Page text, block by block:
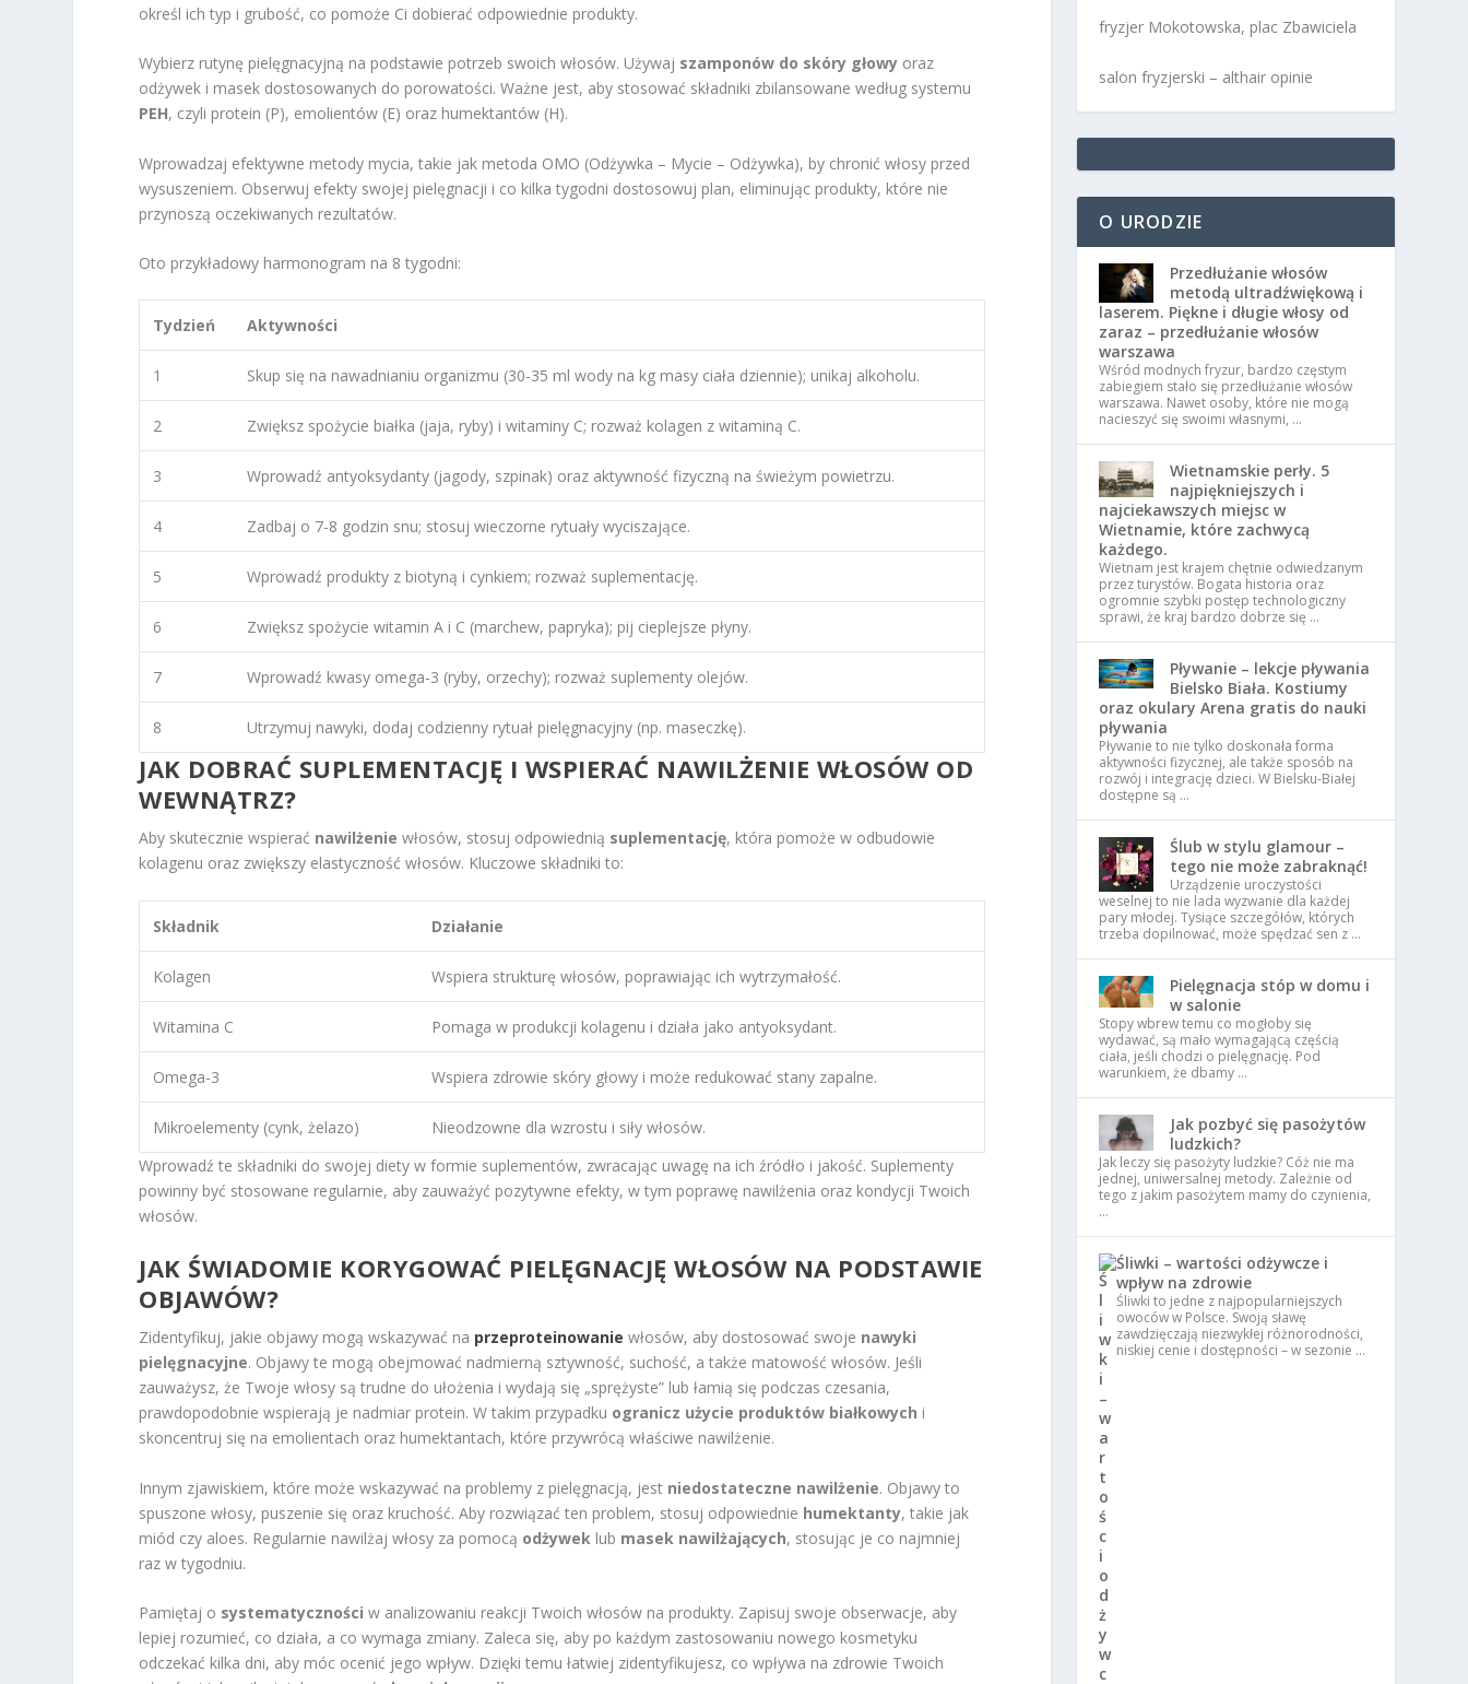
określ ich typ i grubość, co pomoże Ci dobierać odpowiednie produkty.
Wybierz rutynę pielęgnacyjną na podstawie potrzeb swoich włosów. Używaj szamponów do skóry głowy oraz
odżywek i masek dostosowanych do porowatości. Ważne jest, aby stosować składniki zbilansowane według systemu
PEH, czyli protein (P), emolientów (E) oraz humektantów (H).
Wprowadzaj efektywne metody mycia, takie jak metoda OMO (Odżywka – Mycie – Odżywka), by chronić włosy przed
wysuszeniem. Obserwuj efekty swojej pielęgnacji i co kilka tygodni dostosowuj plan, eliminując produkty, które nie
przynoszą oczekiwanych rezultatów.
Oto przykładowy harmonogram na 8 tygodni:
Tydzień Aktywności
1 Skup się na nawadnianiu organizmu (30-35 ml wody na kg masy ciała dziennie); unikaj alkoholu.
2 Zwiększ spożycie białka (jaja, ryby) i witaminy C; rozważ kolagen z witaminą C.
3 Wprowadź antyoksydanty (jagody, szpinak) oraz aktywność fizyczną na świeżym powietrzu.
4 Zadbaj o 7-8 godzin snu; stosuj wieczorne rytuały wyciszające.
5 Wprowadź produkty z biotyną i cynkiem; rozważ suplementację.
6 Zwiększ spożycie witamin A i C (marchew, papryka); pij cieplejsze płyny.
7 Wprowadź kwasy omega-3 (ryby, orzechy); rozważ suplementy olejów.
8 Utrzymuj nawyki, dodaj codzienny rytuał pielęgnacyjny (np. maseczkę).
JAK DOBRAĆ SUPLEMENTACJĘ I WSPIERAĆ NAWILŻENIE WŁOSÓW OD
WEWNĄTRZ?
Aby skutecznie wspierać nawilżenie włosów, stosuj odpowiednią suplementację, która pomoże w odbudowie
kolagenu oraz zwiększy elastyczność włosów. Kluczowe składniki to:
Składnik Działanie
Kolagen Wspiera strukturę włosów, poprawiając ich wytrzymałość.
Witamina C Pomaga w produkcji kolagenu i działa jako antyoksydant.
Omega-3 Wspiera zdrowie skóry głowy i może redukować stany zapalne.
Mikroelementy (cynk, żelazo)
Nieodzowne dla wzrostu i siły włosów.
Wprowadź te składniki do swojej diety w formie suplementów, zwracając uwagę na ich źródło i jakość. Suplementy
powinny być stosowane regularnie, aby zauważyć pozytywne efekty, w tym poprawę nawilżenia oraz kondycji Twoich
włosów.
JAK ŚWIADOMIE KORYGOWAĆ PIELĘGNACJĘ WŁOSÓW NA PODSTAWIE
OBJAWÓW?
Zidentyfikuj, jakie objawy mogą wskazywać na przeproteinowanie włosów, aby dostosować swoje nawyki
pielęgnacyjne. Objawy te mogą obejmować nadmierną sztywność, suchość, a także matowość włosów. Jeśli
zauważysz, że Twoje włosy są trudne do ułożenia i wydają się „sprężyste” lub łamią się podczas czesania,
prawdopodobnie wspierają je nadmiar protein. W takim przypadku ogranicz użycie produktów białkowych i
skoncentruj się na emolientach oraz humektantach, które przywrócą właściwe nawilżenie.
Innym zjawiskiem, które może wskazywać na problemy z pielęgnacją, jest niedostateczne nawilżenie. Objawy to
spuszone włosy, puszenie się oraz kruchość. Aby rozwiązać ten problem, stosuj odpowiednie humektanty, takie jak
miód czy aloes. Regularnie nawilżaj włosy za pomocą odżywek lub masek nawilżających, stosując je co najmniej
raz w tygodniu.
Pamiętaj o systematyczności w analizowaniu reakcji Twoich włosów na produkty. Zapisuj swoje obserwacje, aby
lepiej rozumieć, co działa, a co wymaga zmiany. Zaleca się, aby po każdym zastosowaniu nowego kosmetyku
odczekać kilka dni, aby móc ocenić jego wpływ. Dzięki temu łatwiej zidentyfikujesz, co wpływa na zdrowie Twoich
fryzjer Mokotowska, plac Zbawiciela
salon fryzjerski – althair opinie
O URODZIE
Przedłużanie włosów
metodą ultradźwiękową i
laserem. Piękne i długie włosy od
zaraz – przedłużanie włosów
warszawa
Wśród modnych fryzur, bardzo częstym
zabiegiem stało się przedłużanie włosów
warszawa. Nawet osoby, które nie mogą
nacieszyć się swoimi własnymi, …
Wietnamskie perły. 5
najpiękniejszych i
najciekawszych miejsc w
Wietnamie, które zachwycą
każdego.
Wietnam jest krajem chętnie odwiedzanym
przez turystów. Bogata historia oraz
ogromnie szybki postęp technologiczny
sprawi, że kraj bardzo dobrze się …
Pływanie – lekcje pływania
Bielsko Biała. Kostiumy
oraz okulary Arena gratis do nauki
pływania
Pływanie to nie tylko doskonała forma
aktywności fizycznej, ale także sposób na
rozwój i integrację dzieci. W Bielsku-Białej
dostępne są …
Ślub w stylu glamour –
tego nie może zabraknąć!
Urządzenie uroczystości
weselnej to nie lada wyzwanie dla każdej
pary młodej. Tysiące szczegółów, których
trzeba dopilnować, może spędzać sen z …
Pielęgnacja stóp w domu i
w salonie
Stopy wbrew temu co mogłoby się
wydawać, są mało wymagającą częścią
ciała, jeśli chodzi o pielęgnację. Pod
warunkiem, że dbamy …
Jak pozbyć się pasożytów
ludzkich?
Jak leczy się pasożyty ludzkie? Cóż nie ma
jednej, uniwersalnej metody. Zależnie od
tego z jakim pasożytem mamy do czynienia,
…
Śliwki – wartości odżywcze i
wpływ na zdrowie
Śliwki to jedne z najpopularniejszych
owoców w Polsce. Swoją sławę
zawdzięczają niezwykłej różnorodności,
niskiej cenie i dostępności – w sezonie …